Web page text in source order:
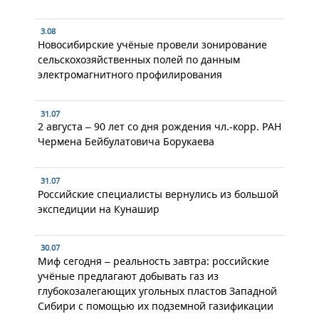
3.08
Новосибирские учёные провели зонирование
сельскохозяйственных полей по данным
электромагнитного профилирования
31.07
2 августа – 90 лет со дня рождения чл.-корр. РАН
Чермена Бейбулатовича Борукаева
31.07
Российские специалисты вернулись из большой
экспедиции на Кунашир
30.07
Миф сегодня – реальность завтра: российские
учёные предлагают добывать газ из
глубокозалегающих угольных пластов Западной
Сибири с помощью их подземной газификации